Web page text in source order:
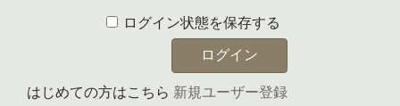
ログイン状態を保存する
はじめての方はこちら 新規ユーザー登録